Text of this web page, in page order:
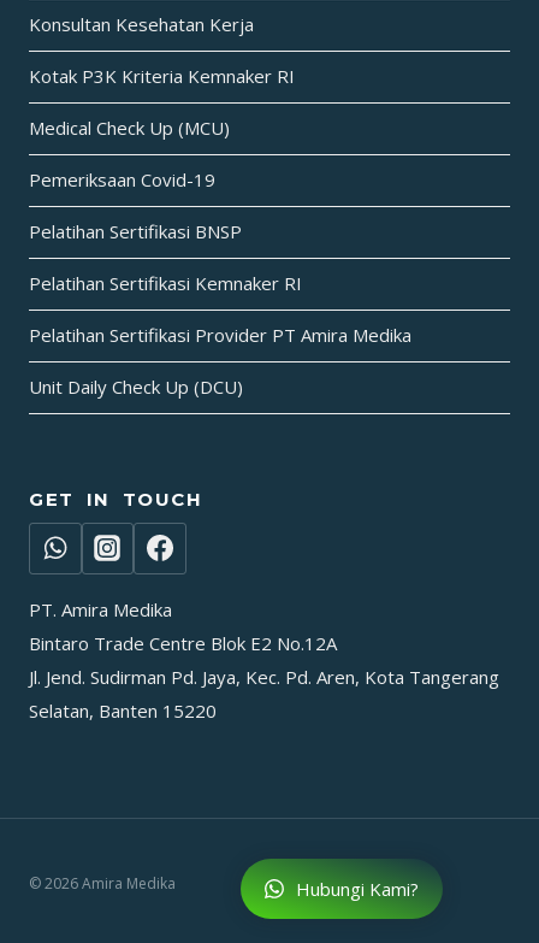
Hubungi Kami?
Konsultan Kesehatan Kerja
Kotak P3K Kriteria Kemnaker RI
Medical Check Up (MCU)
Pemeriksaan Covid-19
Pelatihan Sertifikasi BNSP
Pelatihan Sertifikasi Kemnaker RI
Pelatihan Sertifikasi Provider PT Amira Medika
Unit Daily Check Up (DCU)
GET IN TOUCH
PT. Amira Medika
Bintaro Trade Centre Blok E2 No.12A
Jl. Jend. Sudirman Pd. Jaya, Kec. Pd. Aren, Kota Tangerang
Selatan, Banten 15220
© 2026 Amira Medika